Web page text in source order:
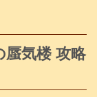
気楼 攻略